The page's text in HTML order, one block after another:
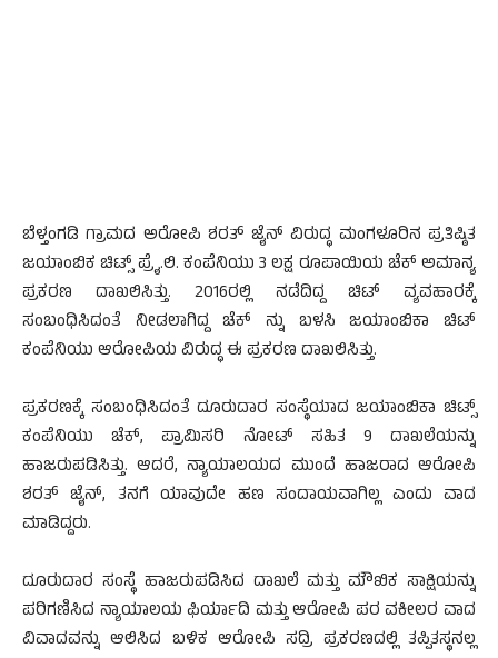
ಬೆಳ್ತಂಗಡಿ ಗ್ರಾಮದ ಅರೋಪಿ ಶರತ್ ಜೈನ್ ವಿರುದ್ಧ ಮಂಗಳೂರಿನ ಪ್ರತಿಷ್ಠಿತ
ಜಯಾಂಬಿಕ ಚಿಟ್ಸ್ ಪ್ರೈ.ಲಿ. ಕಂಪೆನಿಯು 3 ಲಕ್ಷ ರೂಪಾಯಿಯ ಚೆಕ್ ಅಮಾನ್ಯ
ಪ್ರಕರಣ ದಾಖಲಿಸಿತ್ತು. 2016ರಲ್ಲಿ ನಡೆದಿದ್ದ ಚಿಟ್ ವ್ಯವಹಾರಕ್ಕೆ
ಸಂಬಂಧಿಸಿದಂತೆ ನೀಡಲಾಗಿದ್ದ ಚೆಕ್ ನ್ನು ಬಳಸಿ ಜಯಾಂಬಿಕಾ ಚಿಟ್
ಕಂಪೆನಿಯು ಆರೋಪಿಯ ವಿರುದ್ಧ ಈ ಪ್ರಕರಣ ದಾಖಲಿಸಿತ್ತು.
ಪ್ರಕರಣಕ್ಕೆ ಸಂಬಂಧಿಸಿದಂತೆ ದೂರುದಾರ ಸಂಸ್ಥೆಯಾದ ಜಯಾಂಬಿಕಾ ಚಿಟ್ಸ್
ಕಂಪೆನಿಯು ಚೆಕ್, ಪ್ರಾಮಿಸರಿ ನೋಟ್ ಸಹಿತ 9 ದಾಖಲೆಯನ್ನು
ಹಾಜರುಪಡಿಸಿತ್ತು. ಆದರೆ, ನ್ಯಾಯಾಲಯದ ಮುಂದೆ ಹಾಜರಾದ ಆರೋಪಿ
ಶರತ್ ಜೈನ್, ತನಗೆ ಯಾವುದೇ ಹಣ ಸಂದಾಯವಾಗಿಲ್ಲ ಎಂದು ವಾದ
ಮಾಡಿದ್ದರು.
ದೂರುದಾರ ಸಂಸ್ಥೆ ಹಾಜರುಪಡಿಸಿದ ದಾಖಲೆ ಮತ್ತು ಮೌಖಿಕ ಸಾಕ್ಷಿಯನ್ನು
ಪರಿಗಣಿಸಿದ ನ್ಯಾಯಾಲಯ ಫಿರ್ಯಾದಿ ಮತ್ತು ಆರೋಪಿ ಪರ ವಕೀಲರ ವಾದ
ವಿವಾದವನ್ನು ಆಲಿಸಿದ ಬಳಿಕ ಆರೋಪಿ ಸದ್ರಿ ಪ್ರಕರಣದಲ್ಲಿ ತಪ್ಪಿತಸ್ಥನಲ್ಲ